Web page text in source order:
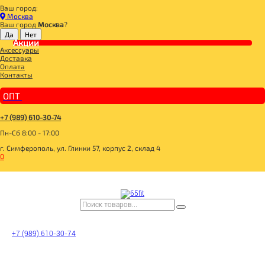
Ваш город:
Москва
Ваш город Москва?
Акции
Аксессуары
Доставка
Оплата
Контакты
ОПТ
+7 (989) 610-30-74
Пн-Сб 8:00 - 17:00
г. Симферополь, ул. Глинки 57, корпус 2, склад 4
0
+7 (989) 610-30-74
Главная
ДЛЯ ЗДОРОВОГО ПИТАНИЯ
БАКАЛЕЯ
МУКА
DIAL-EXPORT Мука льняная 350г